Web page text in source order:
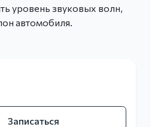
уровень звуковых волн,
автомобиля.
Записаться